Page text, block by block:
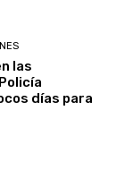
las
días para